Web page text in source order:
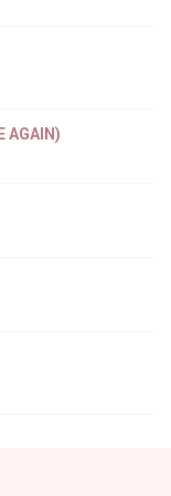
– Chap 0
AGAIN)